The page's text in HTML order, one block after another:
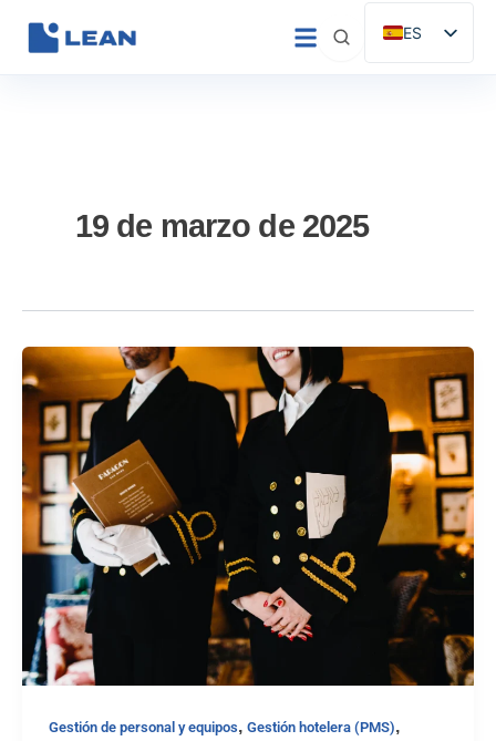
ES
EN
19 de marzo de 2025
Gestión de personal y equipos, Gestión hotelera (PMS),